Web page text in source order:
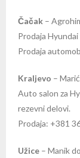
Čačak –
Prodaja
Prodaja
Kraljevo –
Auto salon za
rezevni delovi.
Prodaja: +381
Užice – Manik